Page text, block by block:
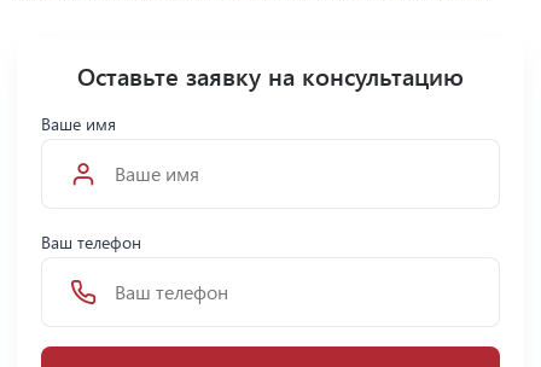
Оставьте заявку на консультацию
Ваше имя
Ваш телефон